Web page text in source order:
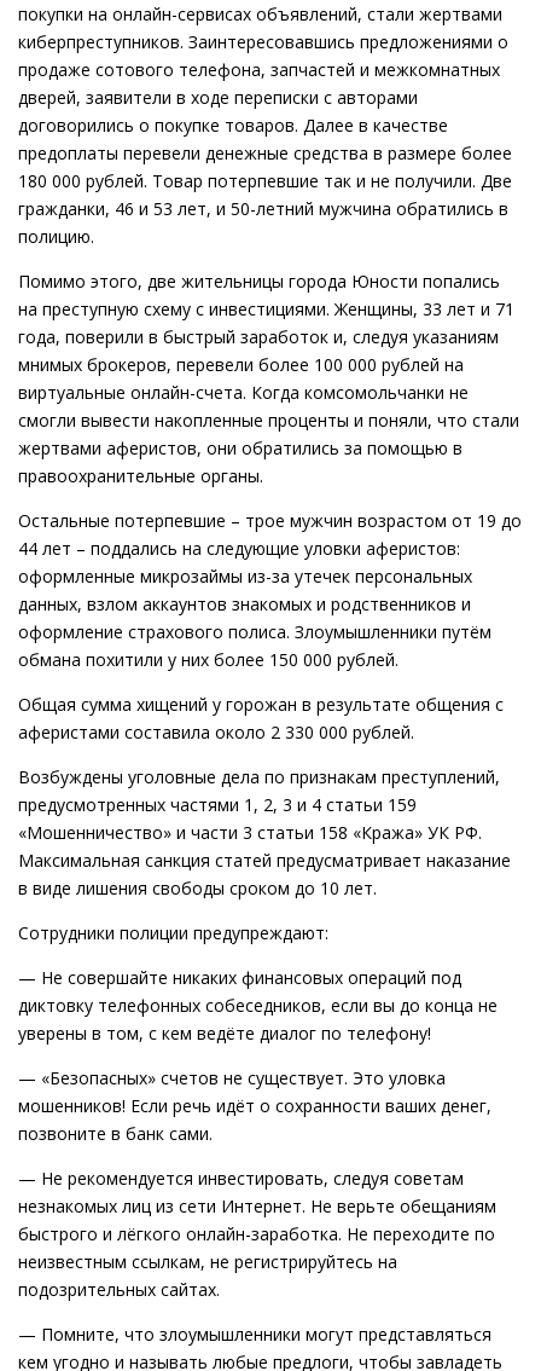
покупки на онлайн-сервисах объявлений, стали жертвами
киберпреступников. Заинтересовавшись предложениями о
продаже сотового телефона, запчастей и межкомнатных
дверей, заявители в ходе переписки с авторами
договорились о покупке товаров. Далее в качестве
предоплаты перевели денежные средства в размере более
180 000 рублей. Товар потерпевшие так и не получили. Две
гражданки, 46 и 53 лет, и 50-летний мужчина обратились в
полицию.
Помимо этого, две жительницы города Юности попались
на преступную схему с инвестициями. Женщины, 33 лет и 71
года, поверили в быстрый заработок и, следуя указаниям
мнимых брокеров, перевели более 100 000 рублей на
виртуальные онлайн-счета. Когда комсомольчанки не
смогли вывести накопленные проценты и поняли, что стали
жертвами аферистов, они обратились за помощью в
правоохранительные органы.
Остальные потерпевшие – трое мужчин возрастом от 19 до
44 лет – поддались на следующие уловки аферистов:
оформленные микрозаймы из-за утечек персональных
данных, взлом аккаунтов знакомых и родственников и
оформление страхового полиса. Злоумышленники путём
обмана похитили у них более 150 000 рублей.
Общая сумма хищений у горожан в результате общения с
аферистами составила около 2 330 000 рублей.
Возбуждены уголовные дела по признакам преступлений,
предусмотренных частями 1, 2, 3 и 4 статьи 159
«Мошенничество» и части 3 статьи 158 «Кража» УК РФ.
Максимальная санкция статей предусматривает наказание
в виде лишения свободы сроком до 10 лет.
Сотрудники полиции предупреждают:
— Не совершайте никаких финансовых операций под
диктовку телефонных собеседников, если вы до конца не
уверены в том, с кем ведёте диалог по телефону!
— «Безопасных» счетов не существует. Это уловка
мошенников! Если речь идёт о сохранности ваших денег,
позвоните в банк сами.
— Не рекомендуется инвестировать, следуя советам
незнакомых лиц из сети Интернет. Не верьте обещаниям
быстрого и лёгкого онлайн-заработка. Не переходите по
неизвестным ссылкам, не регистрируйтесь на
подозрительных сайтах.
— Помните, что злоумышленники могут представляться
кем угодно и называть любые предлоги, чтобы завладеть